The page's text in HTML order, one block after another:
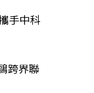
手中科
跨界聯